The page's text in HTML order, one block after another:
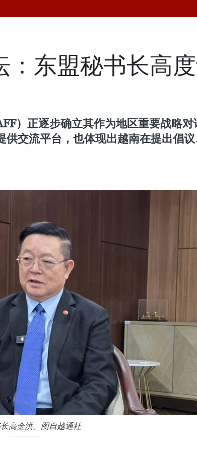
东盟秘书长高
）正逐步确立其作为地区重要战略
交流平台，也体现出越南在提出倡
高金洪。图自越通社